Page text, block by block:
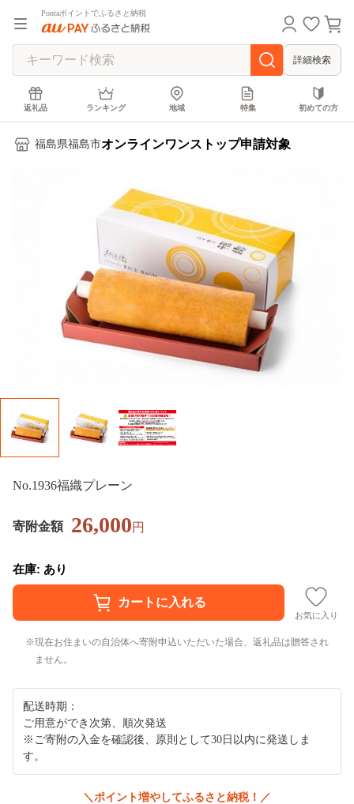
Pontaポイントでふるさと納税
詳細検索
返礼品 ランキング 地域 特集 初めての方
福島県福島市オンラインワンストップ申請対象
No.1936福織プレーン
寄附金額 26,000円
在庫: あり
お気に入り
現在お住まいの自治体へ寄附申込いただいた場合、返礼品は贈答され
ません。
配送時期：
ご用意ができ次第、順次発送
※ご寄附の入金を確認後、原則として30日以内に発送しま
す。
＼ポイント増やしてふるさと納税！／